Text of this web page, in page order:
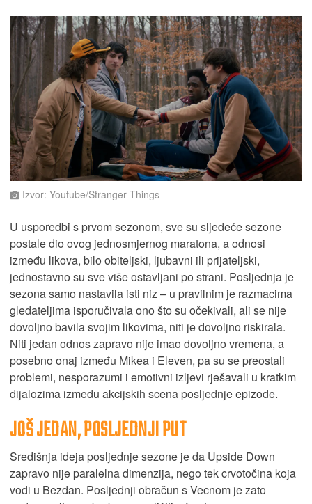
Izvor: Youtube/Stranger Things
U usporedbi s prvom sezonom, sve su sljedeće sezone
postale dio ovog jednosmjernog maratona, a odnosi
između likova, bilo obiteljski, ljubavni ili prijateljski,
jednostavno su sve više ostavljani po strani. Posljednja je
sezona samo nastavila isti niz – u pravilnim je razmacima
gledateljima isporučivala ono što su očekivali, ali se nije
dovoljno bavila svojim likovima, niti je dovoljno riskirala.
Niti jedan odnos zapravo nije imao dovoljno vremena, a
posebno onaj između Mikea i Eleven, pa su se preostali
problemi, nesporazumi i emotivni izljevi rješavali u kratkim
dijalozima između akcijskih scena posljednje epizode.
JOŠJEDAN,POSLJEDNJIPUT
Središnja ideja posljednje sezone je da Upside Down
zapravo nije paralelna dimenzija, nego tek crvotočina koja
vodi u Bezdan. Posljednji obračun s Vecnom je zato